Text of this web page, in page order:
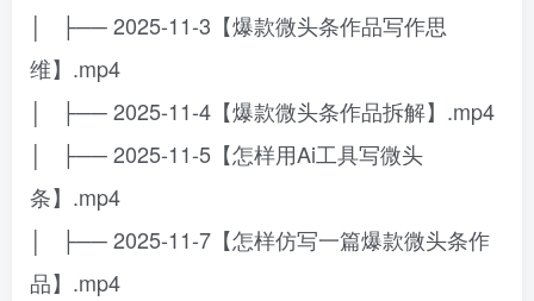
│ ├── 2025-11-3【爆款微头条作品写作思
维】.mp4
│ ├── 2025-11-4【爆款微头条作品拆解】.mp4
│ ├── 2025-11-5【怎样用Ai工具写微头
条】.mp4
│ ├── 2025-11-7【怎样仿写一篇爆款微头条作
品】.mp4